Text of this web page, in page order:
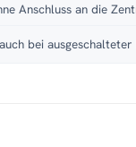
Anschluss an die
bei